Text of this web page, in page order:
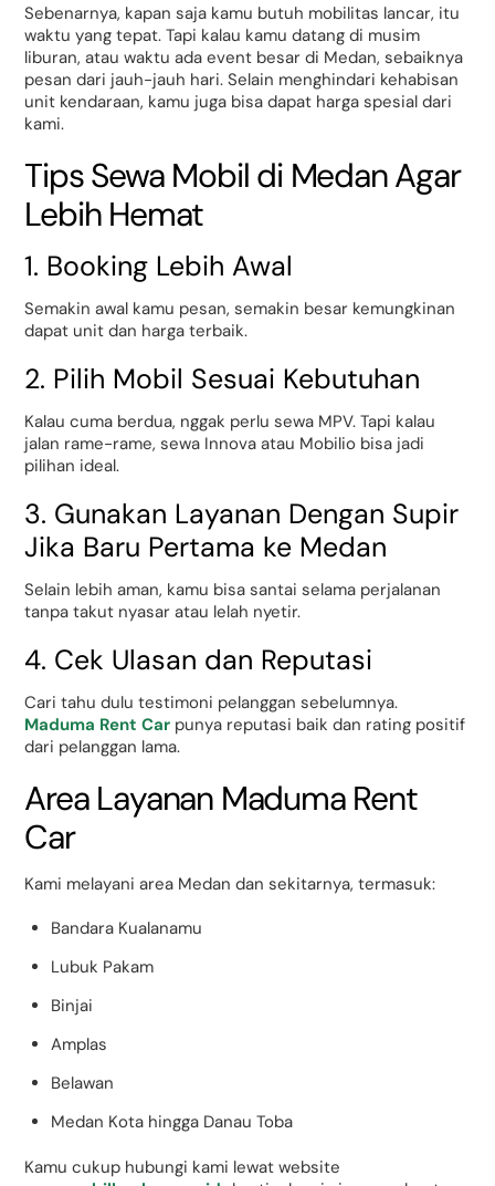
Sebenarnya, kapan saja kamu butuh mobilitas lancar, itu
waktu yang tepat. Tapi kalau kamu datang di musim
liburan, atau waktu ada event besar di Medan, sebaiknya
pesan dari jauh-jauh hari. Selain menghindari kehabisan
unit kendaraan, kamu juga bisa dapat harga spesial dari
kami.
Tips Sewa Mobil di Medan Agar
Lebih Hemat
1. Booking Lebih Awal
Semakin awal kamu pesan, semakin besar kemungkinan
dapat unit dan harga terbaik.
2. Pilih Mobil Sesuai Kebutuhan
Kalau cuma berdua, nggak perlu sewa MPV. Tapi kalau
jalan rame-rame, sewa Innova atau Mobilio bisa jadi
pilihan ideal.
3. Gunakan Layanan Dengan Supir
Jika Baru Pertama ke Medan
Selain lebih aman, kamu bisa santai selama perjalanan
tanpa takut nyasar atau lelah nyetir.
4. Cek Ulasan dan Reputasi
Cari tahu dulu testimoni pelanggan sebelumnya.
Maduma Rent Car punya reputasi baik dan rating positif
dari pelanggan lama.
Area Layanan Maduma Rent
Car
Kami melayani area Medan dan sekitarnya, termasuk:
Bandara Kualanamu
Lubuk Pakam
Binjai
Amplas
Belawan
Medan Kota hingga Danau Toba
Kamu cukup hubungi kami lewat website